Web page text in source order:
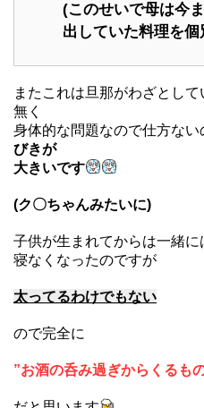
(このせいで母は今
出していた料理を
またこれは旦那がわざとして
無く
身体的な問題なので仕方ない
びきが
大きいです
(ク〇ちゃんみたいに)
子供が生まれてからは一緒に
寝なくなったのですが
太ってるわけでもない
ので完全に
”お酒の呑み過ぎからくるも